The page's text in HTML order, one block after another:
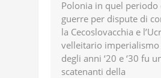
Polonia in quel periodo
guerre per dispute di
la Cecoslovacchia e
velleitario imperialismo
degli anni ‘20 e ‘30 fu
scatenanti della